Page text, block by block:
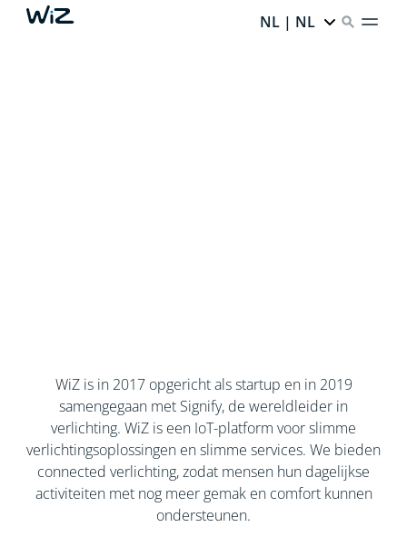
NL | NL
WiZ is in 2017 opgericht als startup en in 2019
samengegaan met Signify, de wereldleider in
verlichting. WiZ is een IoT-platform voor slimme
verlichtingsoplossingen en slimme services. We bieden
connected verlichting, zodat mensen hun dagelijkse
activiteiten met nog meer gemak en comfort kunnen
ondersteunen.